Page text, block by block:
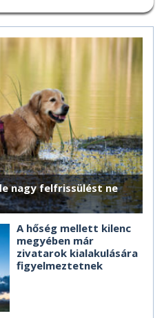
nagy felfrissülést ne
A hőség mellett kilenc
megyében már
zivatarok kialakulására
figyelmeztetnek